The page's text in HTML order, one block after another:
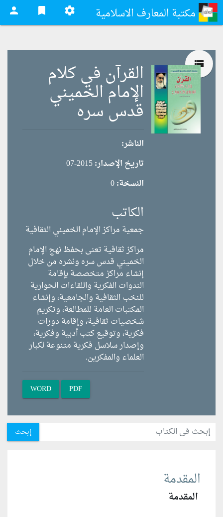
مكتبة المعارف الاسلامية settings
bookmark
person
view_list القرآن في كلام
الإمام الخميني
قدس سره
الناشر:
تاريخ الإصدار:2015-07
النسخة:0
الكاتب
جمعية مراكز الإمام الخميني الثقافية
مراكز ثقافية تعنى بحفظ نهج الإمام
الخميني قدس سره ونشره من خلال
إنشاء مراكز متخصصة بإقامة
الندوات الفكرية واللقاءات الحوارية
للنخب الثقافية والجامعية، وإنشاء
المكتبات العامة للمطالعة، وتكريم
شخصيات ثقافية، وإقامة دورات
فكرية، وتوقيع كتب أدبية وفكرية،
وإصدار سلاسل فكرية متنوعة لكبار
العلماء والمفكرين.
PDF
WORD
إبحث
المقدمة
المقدمة